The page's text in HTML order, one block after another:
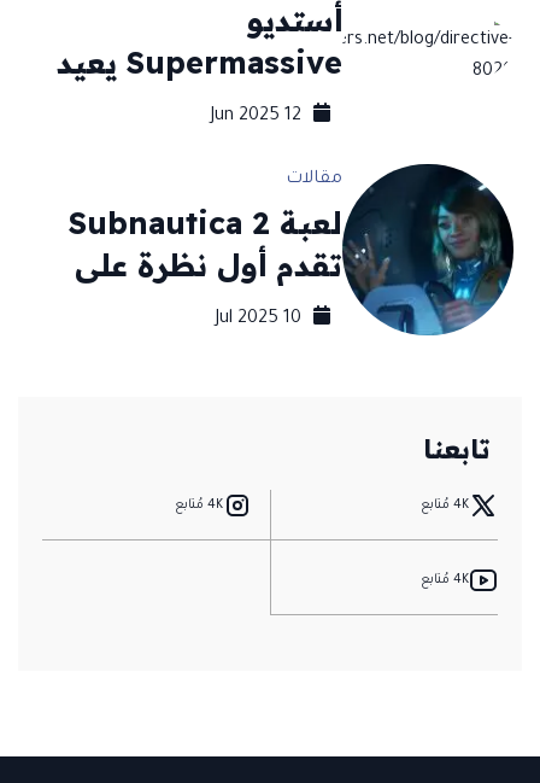
أستديو
Supermassive يعيد
صياغة الرعب السردي
Directive 8020
ونظام Turning
Points
12 Jun 2025
مقالات
لعبة Subnautica 2
تقدم أول نظرة على
طريقة اللعب وتوضيح
10 Jul 2025
تابعنا
4K مُتابع 4K مُتابع
4K مُتابع